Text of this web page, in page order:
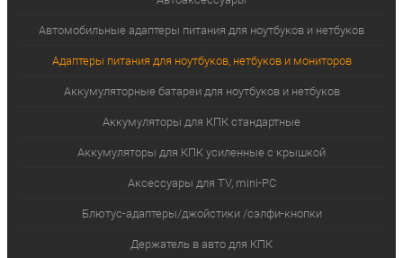
Автомобильные адаптеры питания для ноутбуков и нетбуков
Адаптеры питания для ноутбуков, нетбуков и мониторов
Аккумуляторные батареи для ноутбуков и нетбуков
Аккумуляторы для КПК стандартные
Аккумуляторы для КПК усиленные с крышкой
Аксессуары для TV, mini-PC
Блютус-адаптеры/джойстики /сэлфи-кнопки
Держатель в авто для КПК